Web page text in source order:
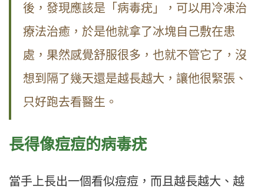
後，發現應該是「病毒疣」，可以用冷凍治
療法治癒，於是他就拿了冰塊自己敷在患
處，果然感覺舒服很多，也就不管它了，沒
想到隔了幾天還是越長越大，讓他很緊張、
只好跑去看醫生。
長得像痘痘的病毒疣
當手上長出一個看似痘痘，而且越長越大、越